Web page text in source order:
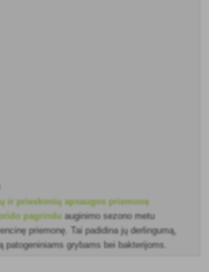
ir prieskonių apsaugos priemonę
pagrindu auginimo sezono metu
priemonę. Tai padidina jų derlingumą,
patogeniniams grybams bei bakterijoms.